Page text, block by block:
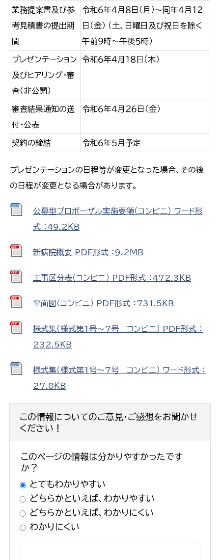
業務提案書及び参
考見積書の提出期
間
令和６年４月８日（月）～同年４月１２
日（金） （土、日曜日及び祝日を除く
午前９時～午後５時）
プレゼンテーション
及びヒアリング・審
査（非公開）
令和６年４月１８日（木）
審査結果通知の送
付・公表
令和６年４月２６日（金）
契約の締結 令和６年５月予定
プレゼンテーションの日程等が変更となった場合、その後
の日程が変更となる場合があります。
公募型プロポーザル実施要領（コンビニ） ワード形
式 ：49.2ＫＢ
新病院概要 PDF形式 ：9.2ＭＢ
工事区分表（コンビニ） PDF形式 ：472.3ＫＢ
平面図（コンビニ） PDF形式 ：731.5ＫＢ
様式集（様式第1号～7号 コンビニ） PDF形式 ：
232.5ＫＢ
様式集（様式第1号～7号 コンビニ） ワード形式 ：
27.8ＫＢ
この情報についてのご意見・ご感想をお聞かせ
ください！
このページの情報は分かりやすかったです
か？
とてもわかりやすい
どちらかといえば、わかりやすい
どちらかといえば、わかりにくい
わかりにくい